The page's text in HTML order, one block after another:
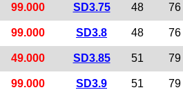
99.000 SD3.75 48 76
99.000 SD3.8 48 76
49.000 SD3.85 51 79
99.000 SD3.9 51 79